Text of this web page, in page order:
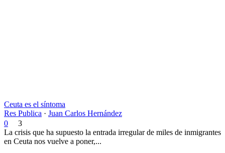
Ceuta es el síntoma
Res Publica · Juan Carlos Hernández
0
3
La crisis que ha supuesto la entrada irregular de miles de inmigrantes
en Ceuta nos vuelve a poner,...